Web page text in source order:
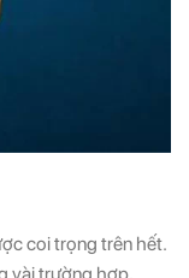
coi trọng trên hết.